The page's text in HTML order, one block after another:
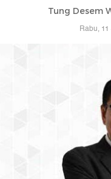
Tung Desem
Rabu,